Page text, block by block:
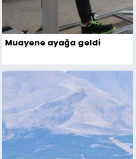
Muayene ayağa geldi